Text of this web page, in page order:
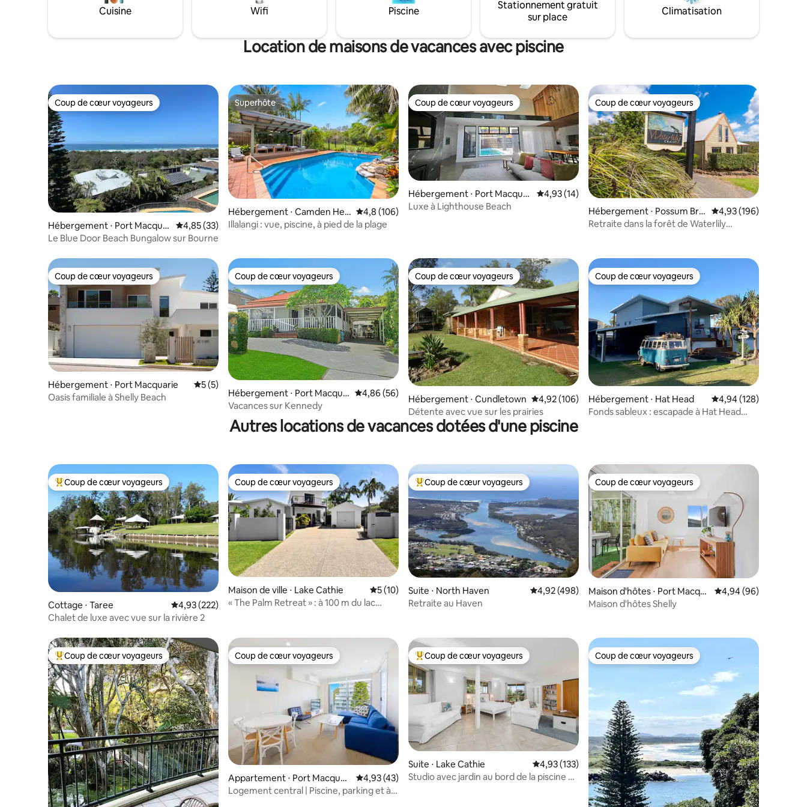
Situé sur la côte nord centrale de la
Nouvelle-Galles du Sud, à seulement 8
Wauchope.
Cuisine Wifi Piscine
Stationnement gratuit
sur place
Climatisation
Location de maisons de vacances avec piscine
Coup de cœur voyageurs
Coup de cœur voyageurs
Hébergement ⋅ Port Macquar
ie
Évaluation moyenne sur la base de 33 commentaires : 4,85 sur 5
4,85 (33)
Le Blue Door Beach Bungalow sur Bourne
Superhôte
Superhôte
Hébergement ⋅ Camden Hea
d
Évaluation moyenne sur la base de 106 commentaires : 4,8 sur 5
4,8 (106)
Illalangi : vue, piscine, à pied de la plage
Coup de cœur voyageurs
Coup de cœur voyageurs
Hébergement ⋅ Port Macquar
ie
Évaluation moyenne sur la base de 14 commentaires : 4,93 sur 5
4,93 (14)
Luxe à Lighthouse Beach
Coup de cœur voyageurs
Coup de cœur voyageurs
Hébergement ⋅ Possum Bru
sh
Évaluation moyenne
4,93 (196)
Retraite dans la forêt de Waterlily
Coup de cœur voyageurs
Coup de cœur voyageurs
Hébergement ⋅ Port Macquarie Évaluation moyenne sur la base de 5 commentaires : 5 sur 5
5 (5)
Oasis familiale à Shelly Beach
Coup de cœur voyageurs
Coup de cœur voyageurs
Hébergement ⋅ Port Macqua
rie
Évaluation moyenne sur la base de 56 commentaires : 4,86 sur 5
4,86 (56)
Vacances sur Kennedy
Coup de cœur voyageurs
Coup de cœur voyageurs
Hébergement ⋅ Cundletown Évaluation moyenne sur la base de 106 commentaires : 4,92 sur 5
4,92 (106)
Détente avec vue sur les prairies
Coup de cœur voyageurs
Coup de cœur voyageurs
Hébergement ⋅ Hat Head Évaluation moyenne
4,94 (128)
Fonds sableux : escapade à Hat Head
Autres locations de vacances dotées d'une piscine
Coups de cœur voyageurs les plus appréciés
Coup de cœur voyageurs
Cottage ⋅ Taree Évaluation moyenne sur la base de 222 commentaires : 4,93 sur 5
4,93 (222)
Chalet de luxe avec vue sur la rivière 2
Coup de cœur voyageurs
Coup de cœur voyageurs
Maison de ville ⋅ Lake Cathie Évaluation moyenne sur la base de 10 commentaires : 5 sur 5
5 (10)
« The Palm Retreat » : à 100 m du lac
Coups de cœur voyageurs les plus appréciés
Coup de cœur voyageurs
Suite ⋅ North Haven Évaluation moyenne sur la base de 498 commentaires : 4,92 sur 5
4,92 (498)
Retraite au Haven
Coup de cœur voyageurs
Coup de cœur voyageurs
Maison d'hôtes ⋅ Port Macqu
arie
Évaluation moyenne
4,94 (96)
Maison d'hôtes Shelly
Coups de cœur voyageurs les plus appréciés
Coup de cœur voyageurs Coup de cœur voyageurs
Coup de cœur voyageurs
Appartement ⋅ Port Macquari
e
Évaluation moyenne sur la base de 43 commentaires : 4,93 sur 5
4,93 (43)
Logement central | Piscine, parking et à
Coups de cœur voyageurs les plus appréciés
Coup de cœur voyageurs
Suite ⋅ Lake Cathie Évaluation moyenne sur la base de 133 commentaires : 4,93 sur 5
4,93 (133)
Studio avec jardin au bord de la piscine à
Coup de cœur voyageurs
Coup de cœur voyageurs